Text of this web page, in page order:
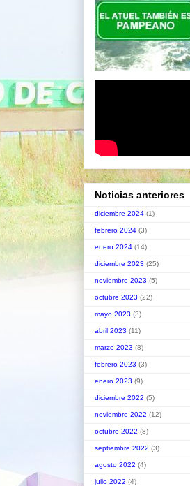
Noticias anteriores
diciembre 2024 (1)
febrero 2024 (3)
enero 2024 (14)
diciembre 2023 (25)
noviembre 2023 (5)
octubre 2023 (22)
mayo 2023 (3)
abril 2023 (11)
marzo 2023 (8)
febrero 2023 (3)
enero 2023 (9)
diciembre 2022 (5)
noviembre 2022 (12)
octubre 2022 (8)
septiembre 2022 (3)
agosto 2022 (4)
julio 2022 (4)